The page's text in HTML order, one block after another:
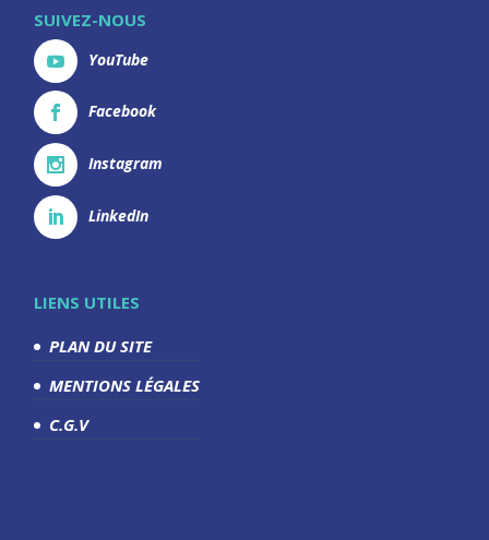
SUIVEZ-NOUS
YouTube
Facebook
Instagram
LinkedIn
LIENS UTILES
PLAN DU SITE
MENTIONS LÉGALES
C.G.V